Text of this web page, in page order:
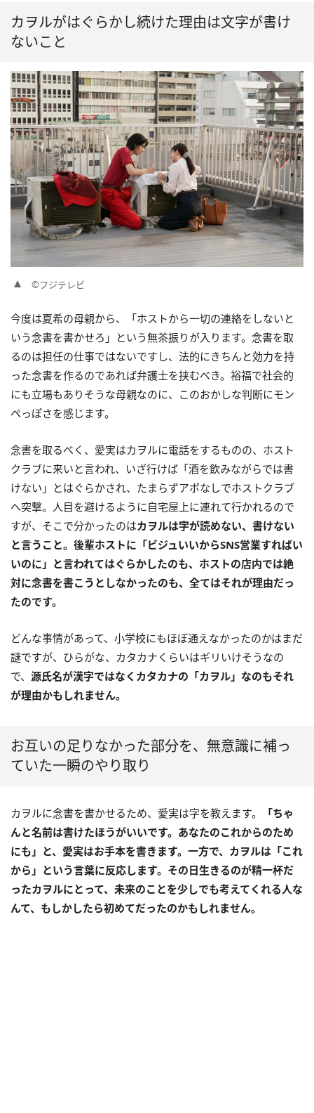
カヲルがはぐらかし続けた理由は文字が書け
ないこと
©フジテレビ
今度は夏希の母親から、「ホストから一切の連絡をしないと
いう念書を書かせろ」という無茶振りが入ります。念書を取
るのは担任の仕事ではないですし、法的にきちんと効力を持
った念書を作るのであれば弁護士を挟むべき。裕福で社会的
にも立場もありそうな母親なのに、このおかしな判断にモン
ペっぽさを感じます。
念書を取るべく、愛実はカヲルに電話をするものの、ホスト
クラブに来いと言われ、いざ行けば「酒を飲みながらでは書
けない」とはぐらかされ、たまらずアポなしでホストクラブ
へ突撃。人目を避けるように自宅屋上に連れて行かれるので
すが、そこで分かったのはカヲルは字が読めない、書けない
と言うこと。後輩ホストに「ビジュいいからSNS営業すればい
いのに」と言われてはぐらかしたのも、ホストの店内では絶
対に念書を書こうとしなかったのも、全てはそれが理由だっ
たのです。
どんな事情があって、小学校にもほぼ通えなかったのかはまだ
謎ですが、ひらがな、カタカナくらいはギリいけそうなの
で、 源氏名が漢字ではなくカタカナの「カヲル」なのもそれ
が理由かもしれません。
お互いの足りなかった部分を、無意識に補っ
ていた一瞬のやり取り
カヲルに念書を書かせるため、愛実は字を教えます。
「ちゃ
んと名前は書けたほうがいいです。あなたのこれからのため
にも」と、愛実はお手本を書きます。一方で、カヲルは「これ
から」という言葉に反応します。その日生きるのが精一杯だ
ったカヲルにとって、未来のことを少しでも考えてくれる人な
んて、もしかしたら初めてだったのかもしれません。